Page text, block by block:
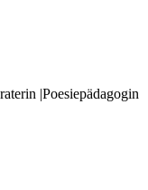
|Poesiepädagogin